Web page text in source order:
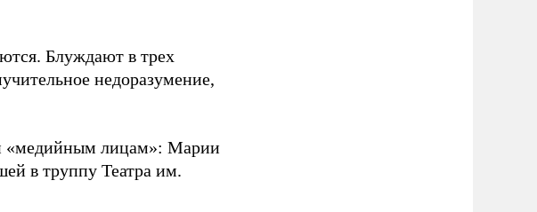
Блуждают в трех
недоразумение,
«медийным лицам»: Марии
в труппу Театра им.